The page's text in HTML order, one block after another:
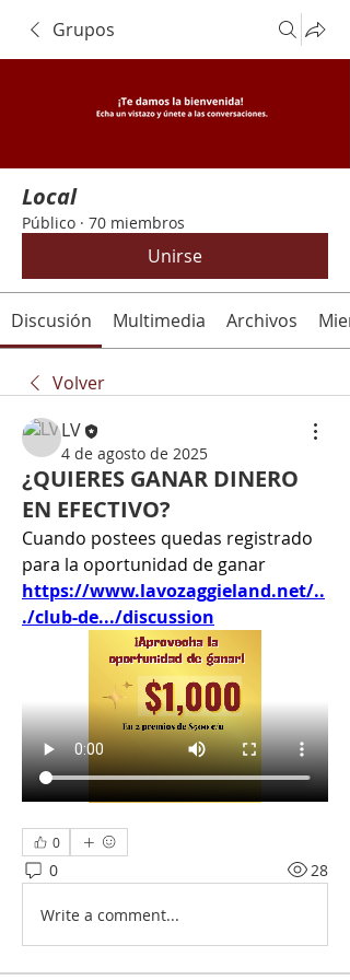
Grupos
Local
Público · 70 miembros
Unirse
Discusión Multimedia Archivos
Volver
LV
4 de agosto de 2025
¿QUIERES GANAR DINERO
EN EFECTIVO?
Cuando postees quedas registrado
https://www.lavozaggieland.net/..
./club-de.../discussion
0
0 28
Write a comment...